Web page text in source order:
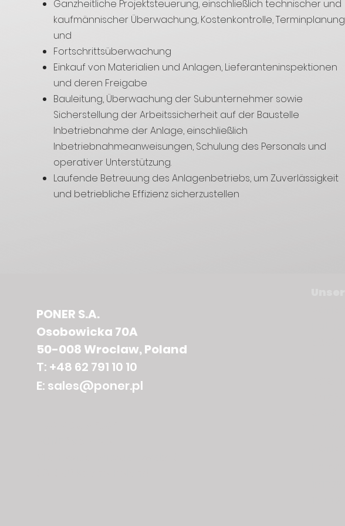
Ganzheitliche Projektsteuerung, einschließlich technischer und
kaufmännischer Überwachung, Kostenkontrolle, Terminplanung
und
Fortschrittsüberwachung
Einkauf von Materialien und Anlagen, Lieferanteninspektionen
und deren Freigabe
Bauleitung, Überwachung der Subunternehmer sowie
Sicherstellung der Arbeitssicherheit auf der Baustelle
Inbetriebnahme der Anlage, einschließlich
Inbetriebnahmeanweisungen, Schulung des Personals und
operativer Unterstützung.
Laufende Betreuung des Anlagenbetriebs, um Zuverlässigkeit
und betriebliche Effizienz sicherzustellen
PONER S.A.
Osobowicka 70A
50-008 Wroclaw, Poland
T: +48 62 791 10 10
E: sales@poner.pl